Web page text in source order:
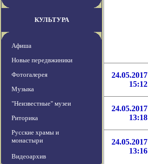
КУЛЬТУРА
Афиша
Новые передвжиники
Фотогалерея
Музыка
"Неизвестные" музеи
Риторика
Русские храмы и
монастыри
Видеоархив
24.05.2017
15:12
24.05.2017
13:18
24.05.2017
13:16